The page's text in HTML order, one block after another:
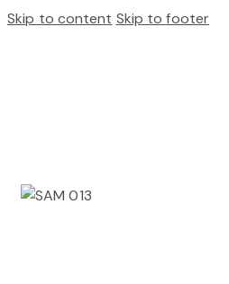
Skip to content Skip to footer